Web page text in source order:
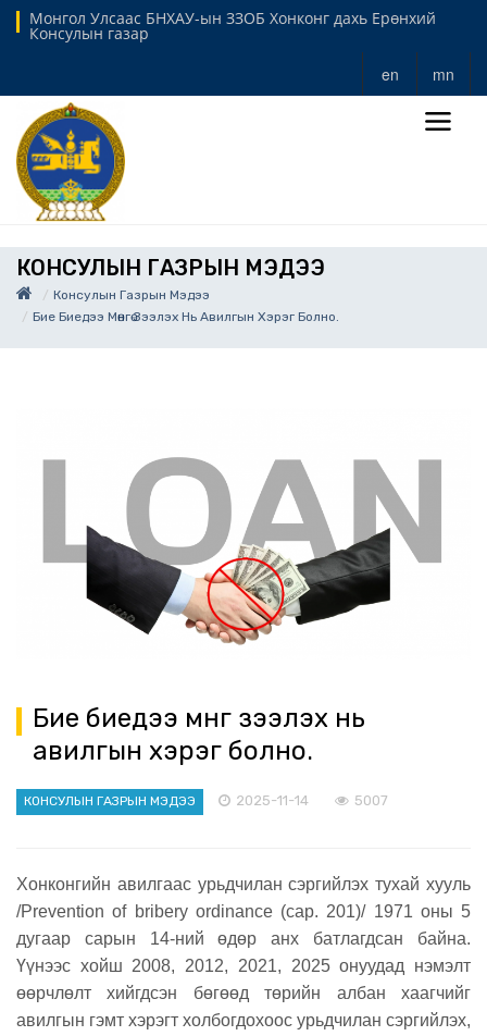
Монгол Улсаас БНХАУ-ын ЗЗОБ Хонконг дахь Ерөнхий
Консулын газар
en mn
КОНСУЛЫН ГАЗРЫН МЭДЭЭ
Консулын Газрын Мэдээ
Бие Биедээ Мөнгө Зээлэх Нь Авилгын Хэрэг Болно.
Бие биедээ мөнгө зээлэх нь
авилгын хэрэг болно.
КОНСУЛЫН ГАЗРЫН МЭДЭЭ 2025-11-14 5007
Хонконгийн авилгаас урьдчилан сэргийлэх тухай хууль
/Prevention of bribery ordinance (cap. 201)/ 1971 оны 5
дугаар сарын 14-ний өдөр анх батлагдсан байна.
Үүнээс хойш 2008, 2012, 2021, 2025 онуудад нэмэлт
өөрчлөлт хийгдсэн бөгөөд төрийн албан хаагчийг
авилгын гэмт хэрэгт холбогдохоос урьдчилан сэргийлэх,